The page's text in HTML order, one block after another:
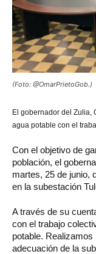
(Foto: @OmarPrietoGob.)
El gobernador del Zulia,
agua potable con el
Con el objetivo de
población, el
martes, 25 de junio,
en la subestación
A través de su
con el trabajo
potable.
adecuación de la